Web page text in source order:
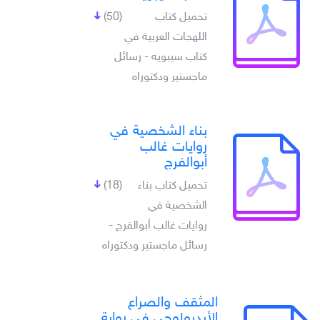
(50)
تحميل كتاب
اللهجات العربية في
كتاب سيبويه - رسائل
ماجستير ودكتوراه
بناء الشخصية في
روايات غالب
أبوالفرج
(18)
تحميل كتاب بناء
الشخصية في
روايات غالب أبوالفرج -
رسائل ماجستير ودكتوراه
المثقف والصراع